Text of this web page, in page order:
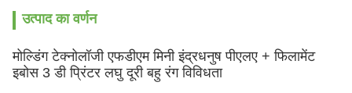
उत्पाद का वर्णन
मोल्डिंग टेक्नोलॉजी एफडीएम मिनी इंद्रधनुष पीएलए + फिलामेंट
इबोस 3 डी प्रिंटर लघु दूरी बहु रंग विविधता